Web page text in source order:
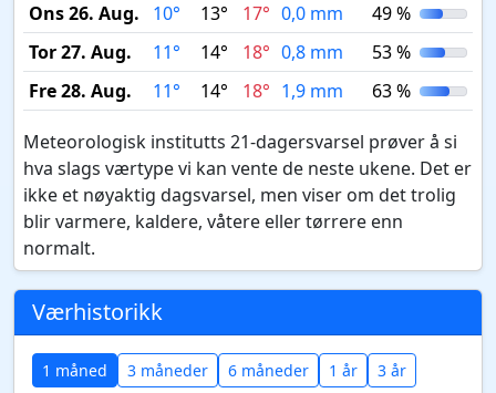
Ons 26. Aug.
10° 13° 17° 0,0 mm
49 %
Tor 27. Aug.
11° 14° 18° 0,8 mm
53 %
Fre 28. Aug.
11° 14° 18° 1,9 mm 63 %
Meteorologisk institutts 21-dagersvarsel prøver å si
hva slags værtype vi kan vente de neste ukene. Det er
ikke et nøyaktig dagsvarsel, men viser om det trolig
blir varmere, kaldere, våtere eller tørrere enn
normalt.
Værhistorikk
1 måned 3 måneder 6 måneder 1 år 3 år